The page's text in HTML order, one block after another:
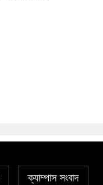
ক্যাম্পাস সংবাদ